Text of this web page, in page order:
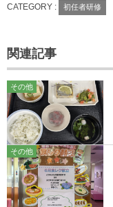
CATEGORY : 初任者研修
関連記事
その他
その他